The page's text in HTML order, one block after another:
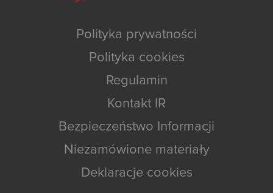
Polityka prywatności
Polityka cookies
Regulamin
Kontakt IR
Bezpieczeństwo Informacji
Niezamówione materiały
Deklaracje cookies